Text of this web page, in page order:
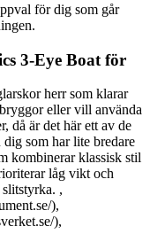
för dig som går
3-Eye Boat för
herr som klarar
eller vill använda
då är det här ett av de
dig som har lite bredare
kombinerar klassisk stil
låg vikt och
,
),
),